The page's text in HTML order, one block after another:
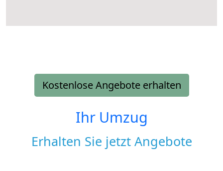
Kostenlose Angebote erhalten
Ihr Umzug
Erhalten Sie jetzt Angebote